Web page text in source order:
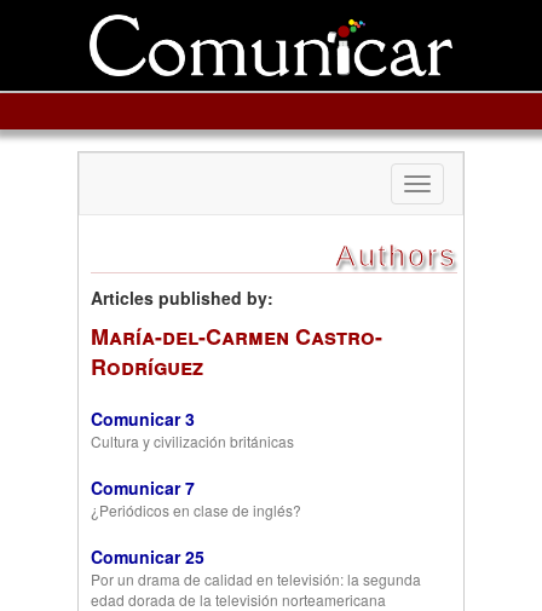
Toggle
navigation
Authors
Articles published by:
María-del-Carmen Castro-
Rodríguez
Comunicar 3
Cultura y civilización británicas
Comunicar 7
¿Periódicos en clase de inglés?
Comunicar 25
Por un drama de calidad en televisión: la segunda
edad dorada de la televisión norteamericana